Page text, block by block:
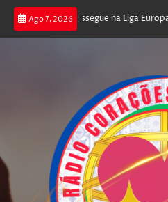
Ago 7, 2026
poker e prossegue na Liga Europa